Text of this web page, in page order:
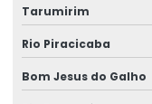
Tarumirim
Rio Piracicaba
Bom Jesus do Galho